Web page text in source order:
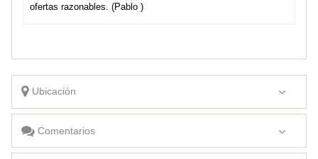
ofertas razonables. (Pablo )
Ubicación
Comentarios